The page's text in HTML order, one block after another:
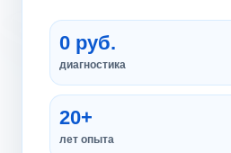
0 руб.
диагностика
20+
лет опыта